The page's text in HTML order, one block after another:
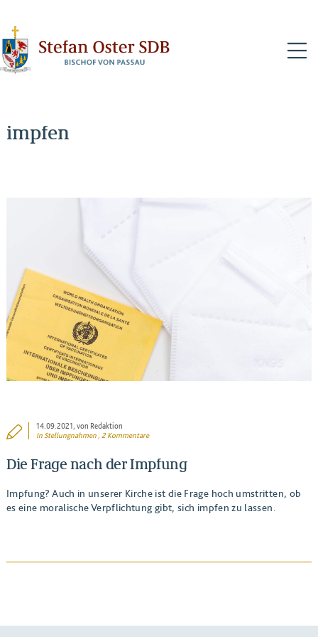
impfen
14.09.2021, von Redaktion
InStellungnahmen , 2 Kommentare
Die Frage nach der Impfung
Impfung? Auch in unserer Kirche ist die Frage hoch umstritten, ob
es eine moralische Verpflichtung gibt, sich impfen zu lassen.